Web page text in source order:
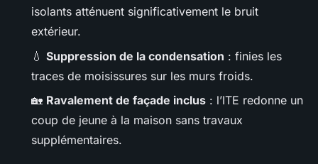
isolants atténuent significativement le bruit
extérieur.
💧 Suppression de la condensation : finies les
traces de moisissures sur les murs froids.
🏡 Ravalement de façade inclus : l’ITE redonne un
coup de jeune à la maison sans travaux
supplémentaires.